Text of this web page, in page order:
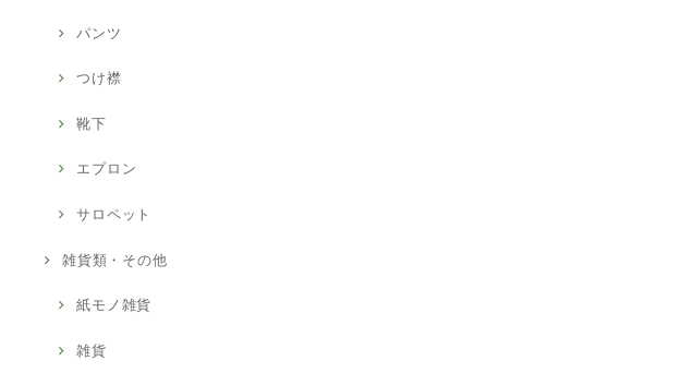
パンツ
つけ襟
靴下
エプロン
サロペット
雑貨類・その他
紙モノ雑貨
雑貨